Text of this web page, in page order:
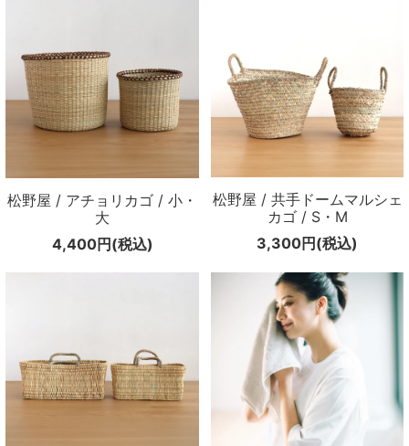
松野屋 / アチョリカゴ / 小・
大
4,400円(税込)
松野屋 / 共手ドームマルシェ
カゴ / S・M
3,300円(税込)